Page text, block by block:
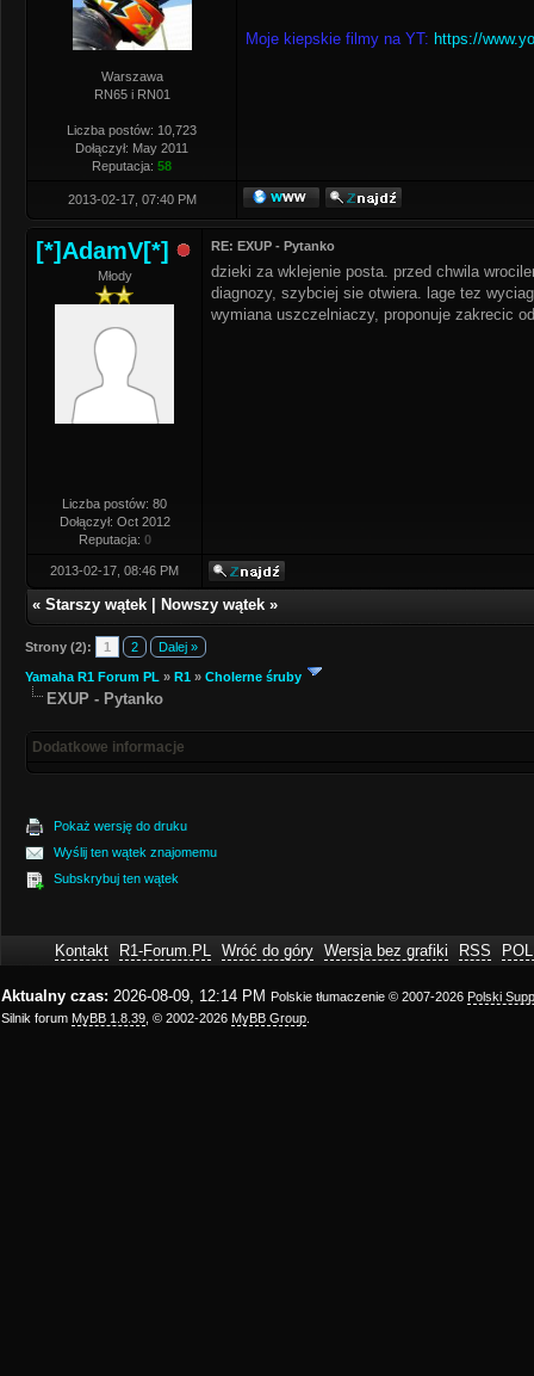
Warszawa
RN65 i RN01
Liczba postów: 10,723
Dołączył: May 2011
Reputacja: 58
Moje kiepskie filmy na YT: https://
2013-02-17, 07:40 PM
[*]AdamV[*]
Młody
Liczba postów: 80
Dołączył: Oct 2012
Reputacja: 0
RE: EXUP - Pytanko
dzieki za wklejenie posta. przed chwila
diagnozy, szybciej sie otwiera. lage tez
wymiana uszczelniaczy, proponuje zakrecic
2013-02-17, 08:46 PM
« Starszy wątek Nowszy wątek »
Strony (2): 1 2 Dalej »
Yamaha R1 Forum PL » R1 » Cholerne śruby
EXUP - Pytanko
Dodatkowe informacje
Pokaż wersję do druku
Wyślij ten wątek znajomemu
Subskrybuj ten wątek
Kontakt R1-Forum.PL Wróć do góry Wersja bez grafiki RSS
Aktualny czas: 2026-08-09, 12:14 PM Polskie tłumaczenie © 2007-2026 Polski
Silnik forum MyBB 1.8.39 , © 2002-2026 MyBB Group